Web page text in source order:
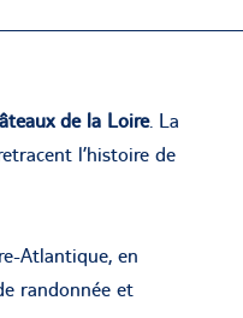
de la Loire. La
l’histoire de
Atlantique, en
randonnée et